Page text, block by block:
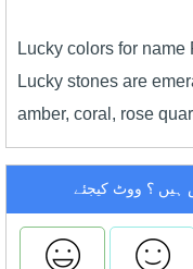
Lucky colors for
Lucky stones are
amber, coral, rose
ہیں ؟ ووٹ کیجئے